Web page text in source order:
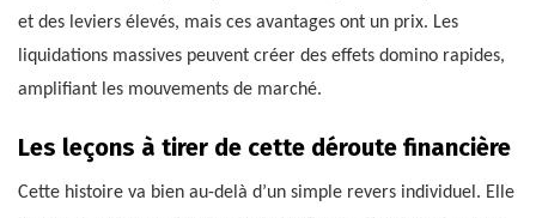
et des leviers élevés, mais ces avantages ont un prix. Les
liquidations massives peuvent créer des effets domino rapides,
amplifiant les mouvements de marché.
Les leçons à tirer de cette déroute financière
Cette histoire va bien au-delà d’un simple revers individuel. Elle